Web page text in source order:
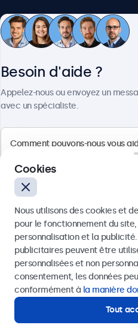
Service
4.8/5 noté par
Français
Besoin d'aide ?
Appelez-nous ou envoyez un
avec un spécialiste.
Ou appelez-nous au
Contactez nos spécialistes.
Cookies
Nous utilisons des cookies et
pour le fonctionnement du site,
personnalisation et la
publicitaires peuvent être
personnalisées et non
consentement, les données
conformément à la manière
Tout